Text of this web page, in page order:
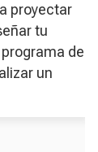
proyectar
tu
de
un